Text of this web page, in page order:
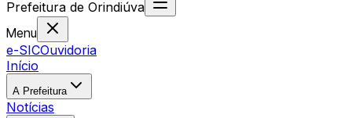
Prefeitura de Orindiúva
Menu
e-SICOuvidoria
Início
A Prefeitura
Notícias